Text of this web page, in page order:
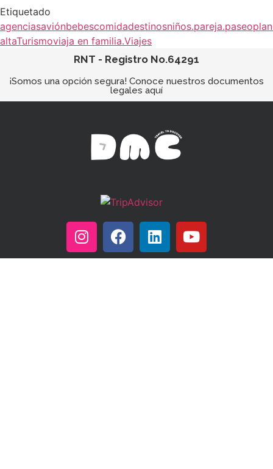
Etiquetado
agenciasaviónbebescomidadestinosniños.pareja.paseo
altaTurismoviaja en familia.Viajes
RNT - Registro No.64291
¡Somos una opción segura! Conoce nuestros documentos
legales aquí